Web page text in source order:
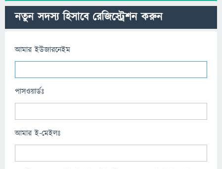
নতুন সদস্য হিসাবে রেজিস্ট্রেশন করুন
আমার ইউজারনেইম
পাসওয়ার্ডঃ
আমার ই-মেইলঃ